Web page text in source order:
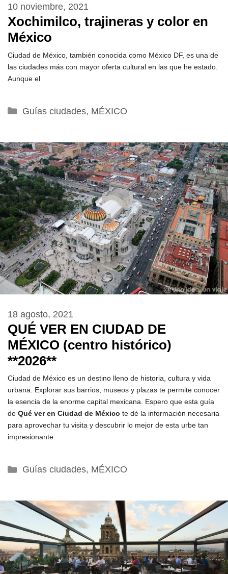
Xochimilco, trajineras y color en
México
10 noviembre, 2021
Ciudad de México, también conocida como México DF, es una de
las ciudades más con mayor oferta cultural en las que he estado.
Aunque el
Categorías
Guías ciudades, MÉXICO
QUÉ VER EN CIUDAD DE
MÉXICO (centro histórico)
**2026**
18 agosto, 2021
Ciudad de México es un destino lleno de historia, cultura y vida
urbana. Explorar sus barrios, museos y plazas te permite conocer
la esencia de la enorme capital mexicana. Espero que esta guía
de Qué ver en Ciudad de México te dé la información necesaria
para aprovechar tu visita y descubrir lo mejor de esta urbe tan
impresionante.
Categorías
Guías ciudades, MÉXICO